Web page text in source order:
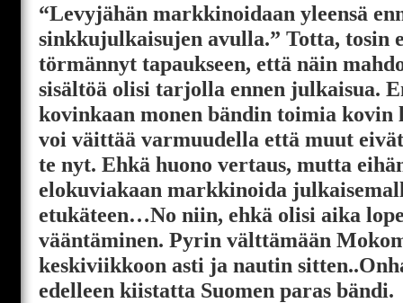
“Levyjähän markkinoidaan yleensä
sinkkujulkaisujen avulla.” Totta, tosin
törmännyt tapaukseen, että näin
sisältöä olisi tarjolla ennen julkaisua.
kovinkaan monen bändin toimia kovin
voi väittää varmuudella että muut
te nyt. Ehkä huono vertaus, mutta
elokuviakaan markkinoida
etukäteen…No niin, ehkä olisi aika
vääntäminen. Pyrin välttämään
keskiviikkoon asti ja nautin
edelleen kiistatta Suomen paras bändi.